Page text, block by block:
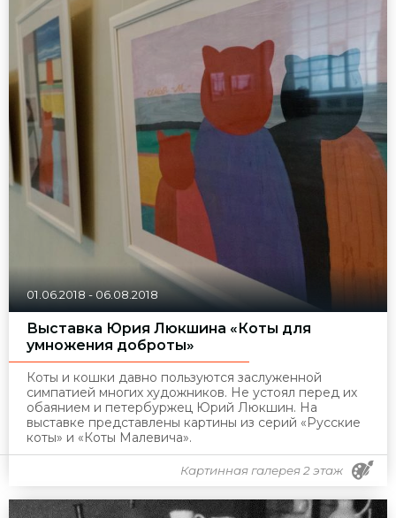
01.06.2018-06.08.2018
Выставка Юрия Люкшина «Коты для
умножения доброты»
Коты и кошки давно пользуются заслуженной
симпатией многих художников. Не устоял перед их
обаянием и петербуржец Юрий Люкшин. На
выставке представлены картины из серий «Русские
коты» и «Коты Малевича».
Картинная галерея 2 этаж